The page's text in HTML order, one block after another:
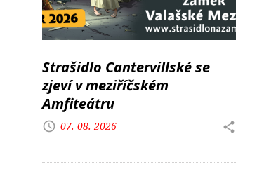
Strašidlo Cantervillské se
zjeví v meziříčském
Amfiteátru
07. 08. 2026